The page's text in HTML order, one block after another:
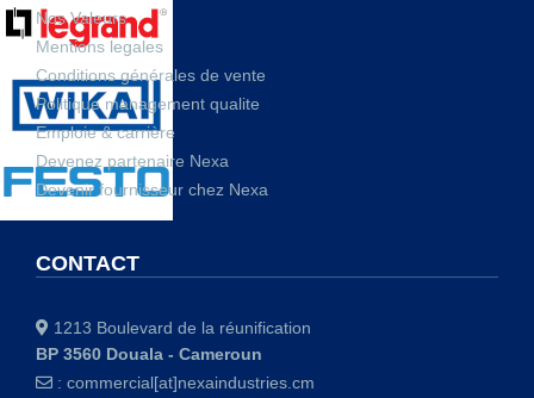
Nos Valeurs
Mentions legales
Conditions générales de vente
Politique management qualite
Emploie & carrière
Devenez partenaire Nexa
Devenir fournisseur chez Nexa
CONTACT
1213 Boulevard de la réunification
BP 3560 Douala - Cameroun
: commercial[at]nexaindustries.cm